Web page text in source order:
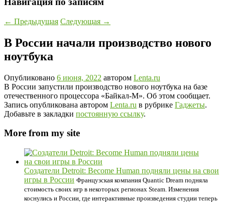
← Предыдущая Следующая →
В России начали производство нового
ноутбука
Опубликовано 6 июня, 2022 автором Lenta.ru
В России запустили производство нового ноутбука на базе
отечественного процессора «Байкал-М». Об этом сообщает.
Запись опубликована автором Lenta.ru в рубрике Гаджеты.
Добавьте в закладки постоянную ссылку.
More from my site
Создатели Detroit: Become Human подняли цены на свои
игры в России Французская компания Quantic Dream подняла
стоимость своих игр в некоторых регионах Steam. Изменения
коснулись и России, где интерактивные произведения студии теперь